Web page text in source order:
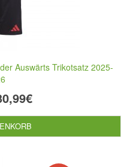
Auswärts Trikotsatz 2025-